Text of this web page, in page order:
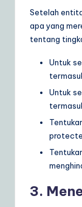
Setelah
apa yang
tentang
Untuk
Untuk
3.